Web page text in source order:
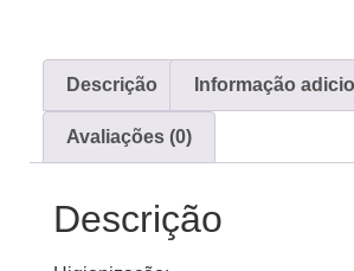
Descrição Informação
Avaliações (0)
Descrição